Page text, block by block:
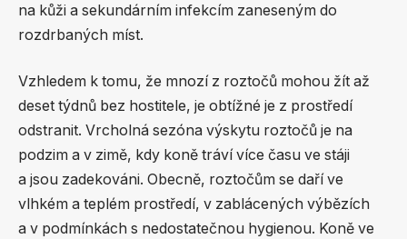
na kůži a sekundárním infekcím zaneseným do
rozdrbaných míst.
Vzhledem k tomu, že mnozí z roztočů mohou žít až
deset týdnů bez hostitele, je obtížné je z prostředí
odstranit. Vrcholná sezóna výskytu roztočů je na
podzim a v zimě, kdy koně tráví více času ve stáji
a jsou zadekováni. Obecně, roztočům se daří ve
vlhkém a teplém prostředí, v zablácených výbězích
a v podmínkách s nedostatečnou hygienou. Koně ve